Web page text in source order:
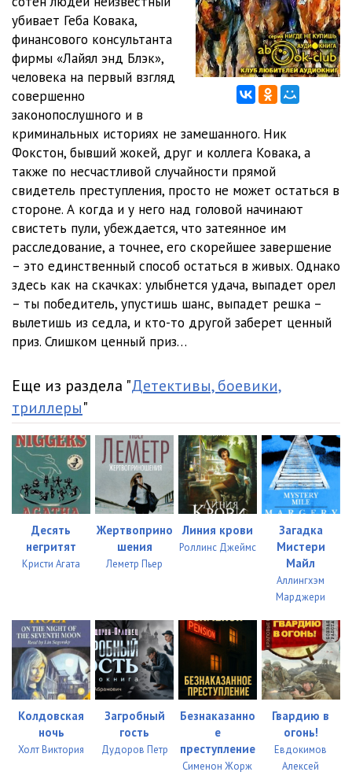
32:40
10_Azartnaya_igra 28:06
11_Azartnaya_igra
12_Azartnaya_igra
13_Azartnaya_igra 37:43
14_Azartnaya_igra 33:19
15_Azartnaya_igra
16_Azartnaya_igra 32:23
17_Azartnaya_igra 42:33
18_Azartnaya_igra 24:03
19_Azartnaya_igra
21_Azartnaya_igra
22_Epilog 12:50
убивает Геба Ковака,
финансового консультанта
фирмы «Лайял энд Блэк»,
человека на первый взгляд
совершенно
законопослушного и в
криминальных историях не замешанного. Ник
Фокстон, бывший жокей, друг и коллега Ковака, а
также по несчастливой случайности прямой
свидетель преступления, просто не может остаться в
стороне. А когда и у него над головой начинают
свистеть пули, убеждается, что затеянное им
расследование, а точнее, его скорейшее завершение
– это единственный способ остаться в живых. Однако
здесь как на скачках: улыбнется удача, выпадет орел
– ты победитель, упустишь шанс, выпадет решка –
вылетишь из седла, и кто-то другой заберет ценный
приз. Слишком ценный приз…
Еще из раздела "Детективы, боевики,
триллеры"
Десять
негритят
Кристи Агата
Жертвоприно
шения
Леметр Пьер
Линия крови
Роллинс Джеймс
Загадка
Мистери
Майл
Аллингхэм
Марджери
Колдовская
ночь
Холт Виктория
Загробный
гость
Дудоров Петр
Безнаказанно
е
преступление
Сименон Жорж
Гвардию в
огонь!
Евдокимов
Алексей